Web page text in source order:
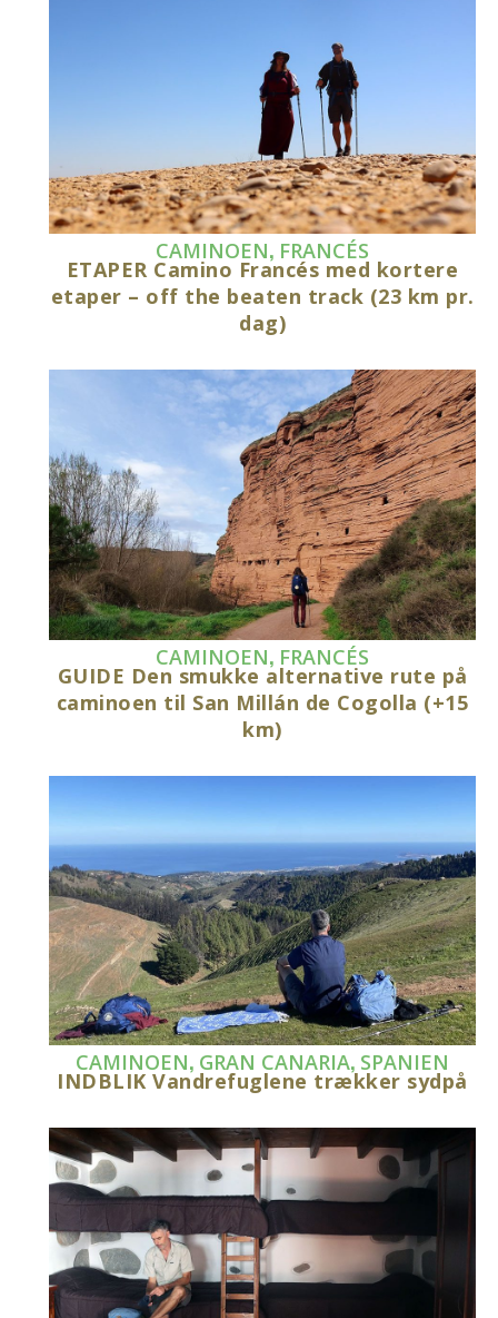
CAMINOEN, FRANCÉS
ETAPER Camino Francés med kortere
etaper – off the beaten track (23 km pr.
dag)
CAMINOEN, FRANCÉS
GUIDE Den smukke alternative rute på
caminoen til San Millán de Cogolla (+15
km)
CAMINOEN, GRAN CANARIA, SPANIEN
INDBLIK Vandrefuglene trækker sydpå